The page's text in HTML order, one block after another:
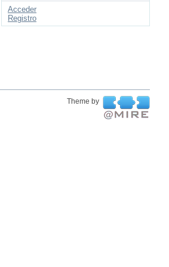
Acceder
Registro
Theme by